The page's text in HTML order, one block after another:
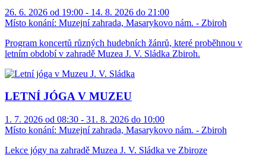
26. 6. 2026 od 19:00 - 14. 8. 2026 do 21:00
Místo konání: Muzejní zahrada, Masarykovo nám. - Zbiroh
Program koncertů různých hudebních žánrů, které proběhnou v
letním období v zahradě Muzea J. V. Sládka Zbiroh.
LETNÍ JÓGA V MUZEU
1. 7. 2026 od 08:30 - 31. 8. 2026 do 10:00
Místo konání: Muzejní zahrada, Masarykovo nám. - Zbiroh
Lekce jógy na zahradě Muzea J. V. Sládka ve Zbiroze